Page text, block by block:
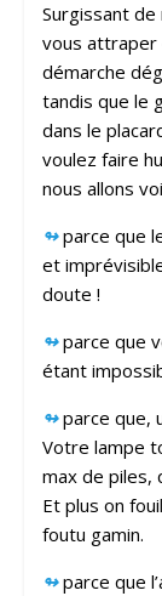
Surgissant
vous attraper
démarche
tandis que le
dans le
voulez faire
nous allons
↬parce que
et
doute !
↬ parce que
étant
↬ parce que,
Votre lampe
max de piles,
Et plus on
foutu gamin.
↬ parce que